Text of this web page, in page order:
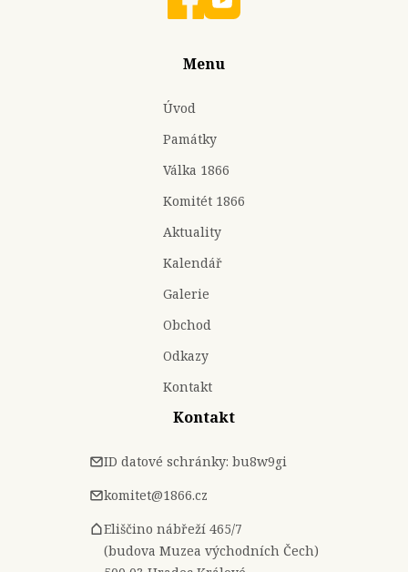
Menu
Úvod
Památky
Válka 1866
Komitét 1866
Aktuality
Kalendář
Galerie
Obchod
Odkazy
Kontakt
Kontakt
ID datové schránky: bu8w9gi
komitet@1866.cz
Eliščino nábřeží 465/7
(budova Muzea východních Čech)